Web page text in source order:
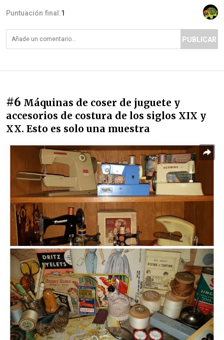
Puntuación final:1
PUBLICAR
#6 Máquinas de coser de juguete y
accesorios de costura de los siglos XIX y
XX. Esto es solo una muestra